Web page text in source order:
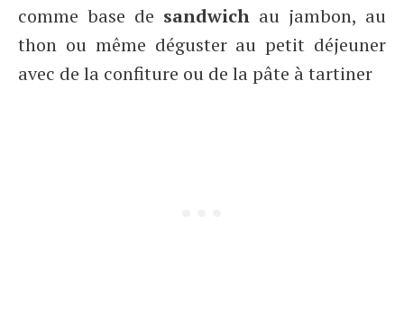
comme base de sandwich au jambon, au
thon ou même déguster au petit déjeuner
avec de la confiture ou de la pâte à tartiner